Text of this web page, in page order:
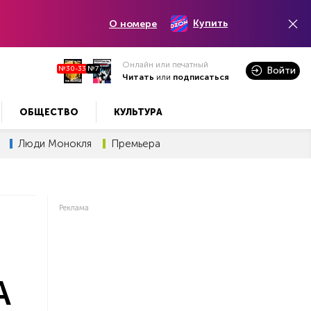
О номере Купить
№30-33 №7
Онлайн или печатный
Читать или подписаться
Войти
ОБЩЕСТВО КУЛЬТУРА
Люди Монокля Премьера
Реклама